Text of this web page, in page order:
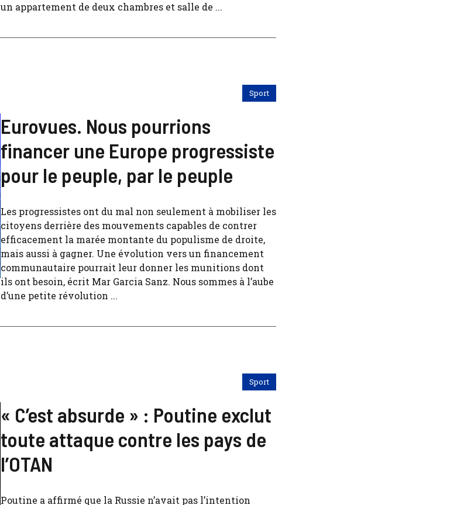
un appartement de deux chambres et salle de ...
Sport
Eurovues. Nous pourrions
financer une Europe progressiste
pour le peuple, par le peuple
Les progressistes ont du mal non seulement à mobiliser les
citoyens derrière des mouvements capables de contrer
efficacement la marée montante du populisme de droite,
mais aussi à gagner. Une évolution vers un financement
communautaire pourrait leur donner les munitions dont
ils ont besoin, écrit Mar Garcia Sanz. Nous sommes à l’aube
d’une petite révolution ...
Sport
« C’est absurde » : Poutine exclut
toute attaque contre les pays de
l’OTAN
Poutine a affirmé que la Russie n’avait pas l’intention